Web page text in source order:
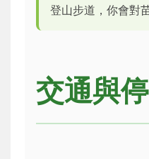
登山步道 ，你會對
交通與